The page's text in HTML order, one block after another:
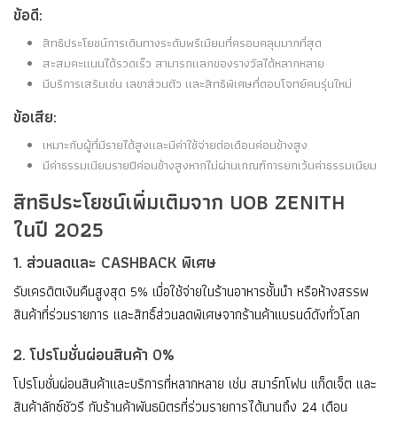
ข้อดี:
สิทธิประโยชน์การเดินทางระดับพรีเมียมที่ครอบคลุมมากที่สุด
สะสมคะแนนได้รวดเร็ว สามารถแลกของรางวัลได้หลากหลาย
มีบริการเสริมเช่น เลขาส่วนตัว และสิทธิพิเศษที่ตอบโจทย์คนรุ่นใหม่
ข้อเสีย:
เหมาะกับผู้ที่มีรายได้สูงและมีค่าใช้จ่ายต่อเดือนค่อนข้างสูง
มีค่าธรรมเนียมรายปีค่อนข้างสูงหากไม่ผ่านเกณฑ์การยกเว้นค่าธรรมเนียม
สิทธิประโยชน์เพิ่มเติมจาก UOB ZENITH
ในปี 2025
1. ส่วนลดและ CASHBACK พิเศษ
รับเครดิตเงินคืนสูงสุด 5% เมื่อใช้จ่ายในร้านอาหารชั้นนำ หรือห้างสรรพ
สินค้าที่ร่วมรายการ และสิทธิ์ส่วนลดพิเศษจากร้านค้าแบรนด์ดังทั่วโลก
2. โปรโมชั่นผ่อนสินค้า 0%
โปรโมชั่นผ่อนสินค้าและบริการที่หลากหลาย เช่น สมาร์ทโฟน แก็ดเจ็ต และ
สินค้าลักซ์ชัวรี กับร้านค้าพันธมิตรที่ร่วมรายการได้นานถึง 24 เดือน